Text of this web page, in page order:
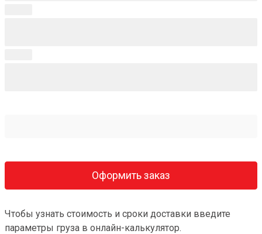
Оформить заказ
Чтобы узнать стоимость и сроки доставки введите
параметры груза в онлайн-калькулятор.